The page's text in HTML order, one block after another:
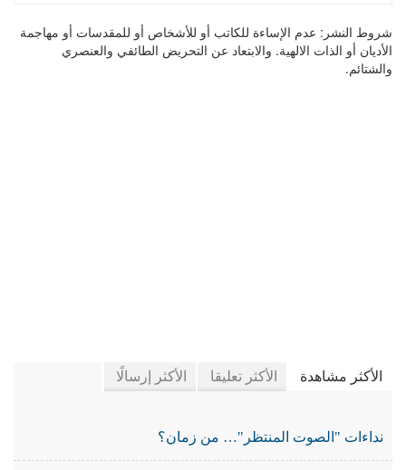
شروط النشر: عدم الإساءة للكاتب أو للأشخاص أو للمقدسات أو مهاجمة
الأديان أو الذات الالهية. والابتعاد عن التحريض الطائفي والعنصري
والشتائم.
الأكثر مشاهدة الأكثر تعليقا الأكثر إرسالًا
نداءات "الصوت المنتظر"… من زمان؟